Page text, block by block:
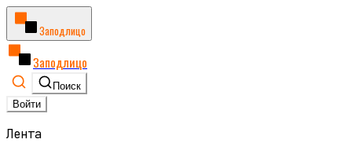
Заподлицо
Заподлицо
Поиск
Войти
Лента